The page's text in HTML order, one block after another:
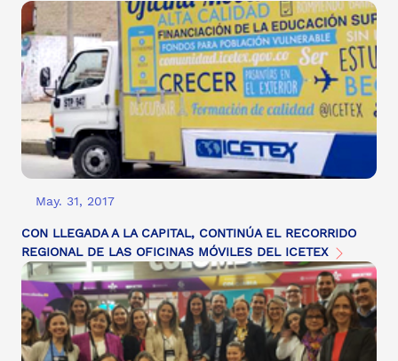
May. 31, 2017
CON LLEGADA A LA CAPITAL, CONTINÚA EL RECORRIDO
REGIONAL DE LAS OFICINAS MÓVILES DEL ICETEX